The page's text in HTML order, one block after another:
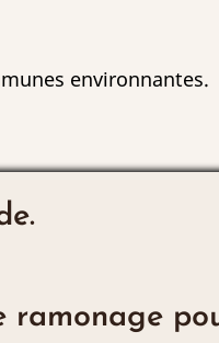
environnantes.